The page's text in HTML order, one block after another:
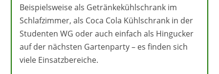
Beispielsweise als Getränkekühlschrank im
Schlafzimmer, als Coca Cola Kühlschrank in der
Studenten WG oder auch einfach als Hingucker
auf der nächsten Gartenparty – es finden sich
viele Einsatzbereiche.